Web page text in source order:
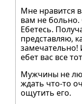
Мне нравится
вам не больно.
Ебетесь.
представляю,
замечательно!
ебет вас все
Мужчины не
ждать что-то
ощутить его.